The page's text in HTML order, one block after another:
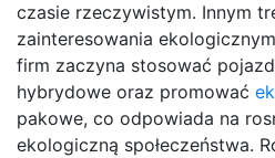
czasie rzeczywistym. Innym
zainteresowania
firm zaczyna stosować
hybrydowe oraz promować
pakowe, co odpowiada na
ekologiczną społeczeństwa.